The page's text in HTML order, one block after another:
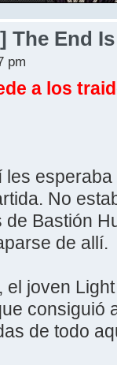
The End
pm
a los
les
No
Bastión
de allí.
joven
consiguió
de todo